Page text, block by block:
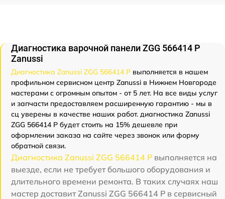
Диагностика варочной панели ZGG 566414 P
Zanussi
Диагностика Zanussi ZGG 566414 P выполняется в нашем
профильном сервисном центр Zanussi в Нижнем Новгороде
мастерами с огромным опытом - от 5 лет. На все виды услуг
и запчасти предоставляем расширенную гарантию - мы в
сц уверены в качестве наших работ. диагностика Zanussi
ZGG 566414 P будет стоить на 15% дешевле при
оформлении заказа на сайте через звонок или форму
обратной связи.
Диагностика Zanussi ZGG 566414 P выполняется на
выезде, если не требует большого оборудования и
длительного времени ремонта. В таких случаях наш
мастер доставит Zanussi ZGG 566414 P в сервисный